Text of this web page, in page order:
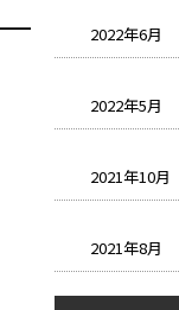
2022年6月
2022年5月
2021年10月
2021年8月